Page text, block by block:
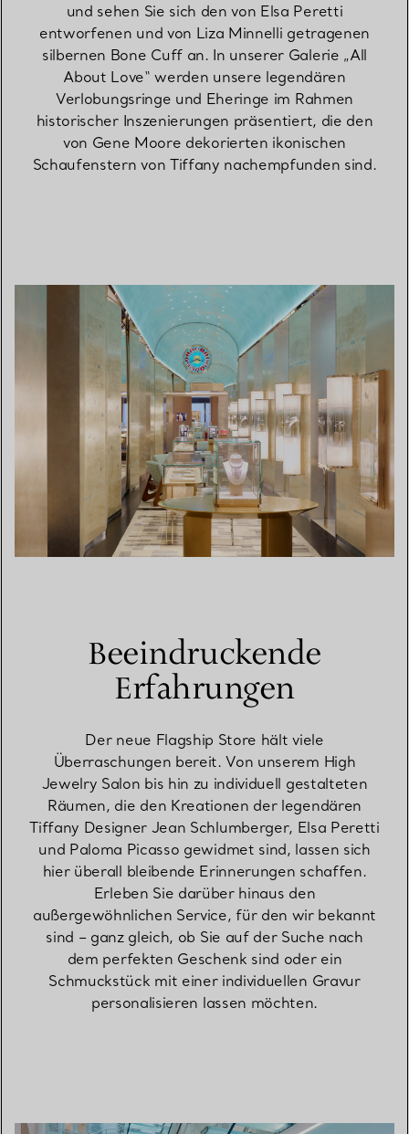
und sehen Sie sich den von Elsa Peretti
entworfenen und von Liza Minnelli getragenen
silbernen Bone Cuff an. In unserer Galerie „All
About Love“ werden unsere legendären
Verlobungsringe und Eheringe im Rahmen
historischer Inszenierungen präsentiert, die den
von Gene Moore dekorierten ikonischen
Schaufenstern von Tiffany nachempfunden sind.
Beeindruckende
Erfahrungen
Der neue Flagship Store hält viele
Überraschungen bereit. Von unserem High
Jewelry Salon bis hin zu individuell gestalteten
Räumen, die den Kreationen der legendären
Tiffany Designer Jean Schlumberger, Elsa Peretti
und Paloma Picasso gewidmet sind, lassen sich
hier überall bleibende Erinnerungen schaffen.
Erleben Sie darüber hinaus den
außergewöhnlichen Service, für den wir bekannt
sind – ganz gleich, ob Sie auf der Suche nach
dem perfekten Geschenk sind oder ein
Schmuckstück mit einer individuellen Gravur
personalisieren lassen möchten.